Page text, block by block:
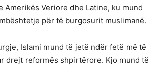
Veriore dhe Latine, ku mund
për të burgosurit muslimanë.
Islami mund të jetë ndër fetë më të
drejt reformës shpirtërore. Kjo mund të